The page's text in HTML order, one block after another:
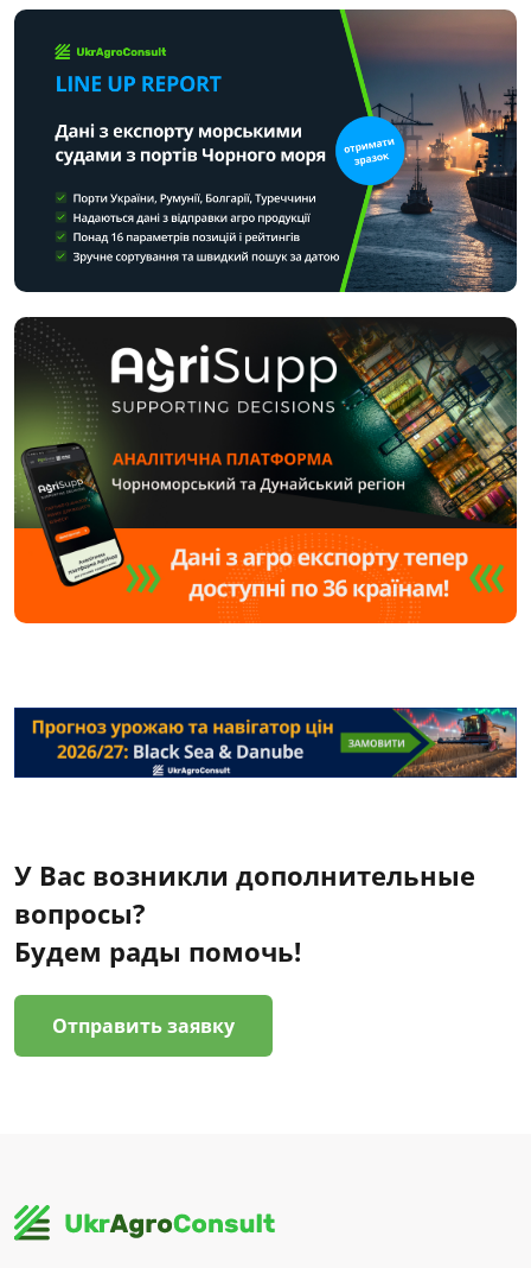
У Вас возникли дополнительные
вопросы?
Будем рады помочь!
Отправить заявку